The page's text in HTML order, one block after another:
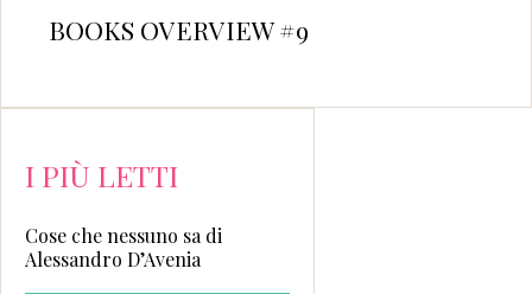
BOOKS OVERVIEW #9
I PIÙ LETTI
Cose che nessuno sa di
Alessandro D’Avenia